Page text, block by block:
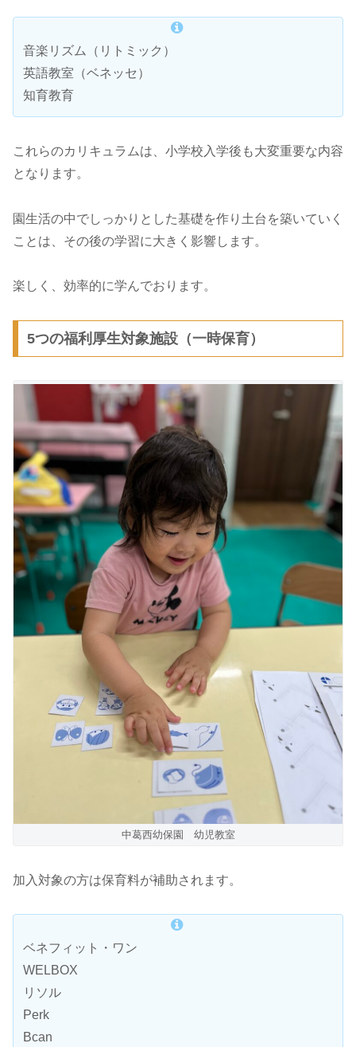
音楽リズム（リトミック）
英語教室（ベネッセ）
知育教育
これらのカリキュラムは、小学校入学後も大変重要な内容
となります。
園生活の中でしっかりとした基礎を作り土台を築いていく
ことは、その後の学習に大きく影響します。
楽しく、効率的に学んでおります。
5つの福利厚生対象施設（一時保育）
中葛西幼保園 幼児教室
加入対象の方は保育料が補助されます。
ベネフィット・ワン
WELBOX
リソル
Perk
Bcan